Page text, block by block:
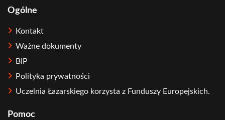
Ogólne
Kontakt
Ważne dokumenty
BIP
Polityka prywatności
Uczelnia Łazarskiego korzysta z Funduszy Europejskich.
Pomoc